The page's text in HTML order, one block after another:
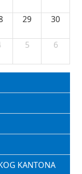
29 30
5 6
KANTONA